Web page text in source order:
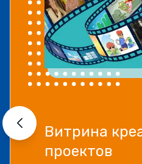
Витрина
проектов